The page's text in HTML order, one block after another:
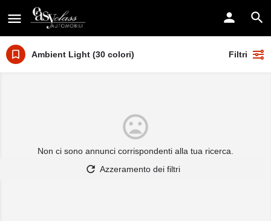
Ambient Light (30 colori) Filtri
Non ci sono annunci corrispondenti alla tua ricerca.
Azzeramento dei filtri